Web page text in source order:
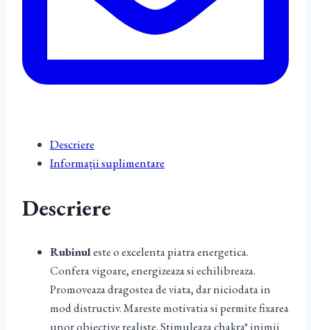
Descriere
Informații suplimentare
Descriere
Rubinuleste o excelenta piatra energetica.
Confera vigoare, energizeaza si echilibreaza.
Promoveaza dragostea de viata, dar niciodata in
mod distructiv. Mareste motivatia si permite fixarea
unor obiective realiste. Stimuleaza chakra* inimii